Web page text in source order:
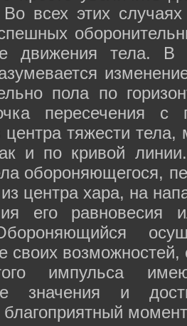
Во всех этих
движения тела.
пола по
пересечения с
тяжести
и по кривой
обороняющегося,
центра хара, на
его равновесия
своих
импульса
значения и